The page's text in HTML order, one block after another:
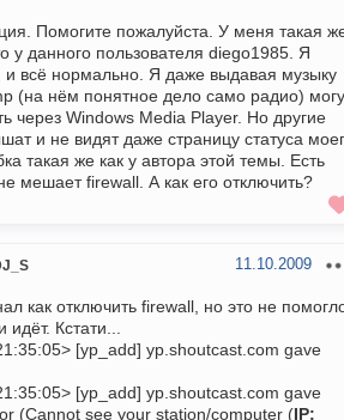
Помогите пожалуйста. У меня такая
у данного пользователя diego1985. Я
и всё нормально. Я даже выдавая музыку
(на нём понятное дело само радио) могу
через Windows Media Player. Но другие
и не видят даже страницу статуса
такая же как у автора этой темы. Есть
мешает firewall. А как его отключить?
11.10.2009
как отключить firewall, но это не
Кстати...
[yp_add] yp.shoutcast.com gave
[yp_add] yp.shoutcast.com gave
(Cannot see your station/computer (IP: